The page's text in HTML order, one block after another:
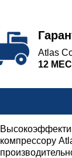
Atlas
12
компрессору